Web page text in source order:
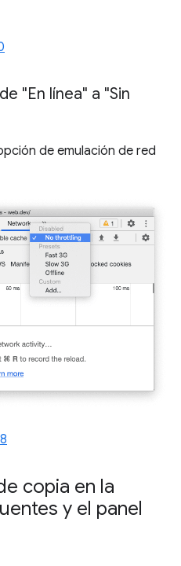
"En línea" a "Sin
de emulación de red
copia en la
y el panel